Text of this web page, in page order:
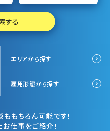
エリアから探す
雇用形態から探す
もちろん可能です！
仕事をご紹介！